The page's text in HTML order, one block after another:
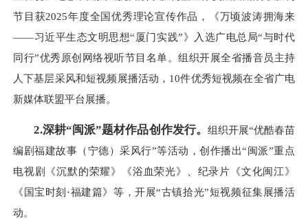
节目获2025年度全国优秀理论宣传作品，《万顷波涛拥海来
——习近平生态文明思想“厦门实践”》入选广电总局“与时代
同行”优秀原创网络视听节目名单。组织开展全省播音员主持
人下基层采风和短视频展播活动，10件优秀短视频在全省广电
新媒体联盟平台展播。
2.深耕“闽派”题材作品创作发行。 组织开展“优酷春苗
编剧福建故事（宁德）采风行”等活动，创作播出“闽派”重点
电视剧《沉默的荣耀》《浴血荣光》、纪录片《文化闽江》
《国宝时刻·福建篇》等，开展“古镇拾光”短视频征集展播活
动。